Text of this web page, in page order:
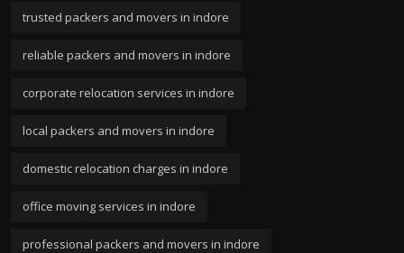
trusted packers and movers in indore
reliable packers and movers in indore
corporate relocation services in indore
local packers and movers in indore
domestic relocation charges in indore
office moving services in indore
professional packers and movers in indore